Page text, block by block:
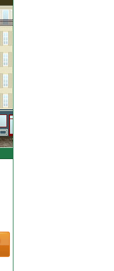
рублей.